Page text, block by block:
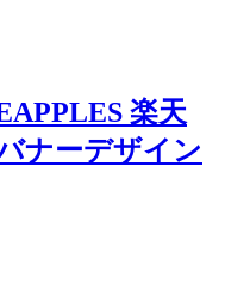
楽天
ナーデザイン